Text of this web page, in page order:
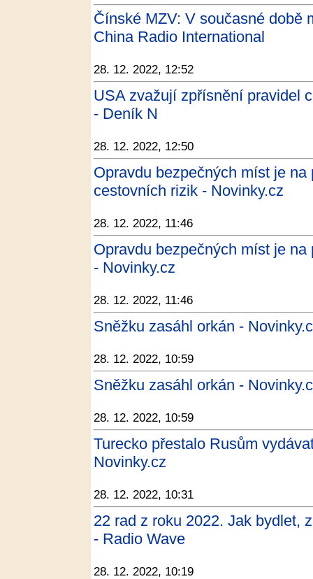
Čínské MZV: V současné době
China Radio International
28. 12. 2022, 12:52
USA zvažují zpřísnění pravidel
- Deník N
28. 12. 2022, 12:50
Opravdu bezpečných míst je
cestovních rizik - Novinky.cz
28. 12. 2022, 11:46
Opravdu bezpečných míst je
- Novinky.cz
28. 12. 2022, 11:46
Sněžku zasáhl orkán -
28. 12. 2022, 10:59
Sněžku zasáhl orkán -
28. 12. 2022, 10:59
Turecko přestalo Rusům
Novinky.cz
28. 12. 2022, 10:31
22 rad z roku 2022. Jak bydlet,
- Radio Wave
28. 12. 2022, 10:19